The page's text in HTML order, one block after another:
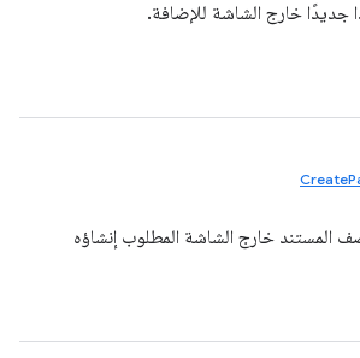
جديدًا خارج الشاشة للإضافة.
المستند خارج الشاشة المطلوب إنشاؤه